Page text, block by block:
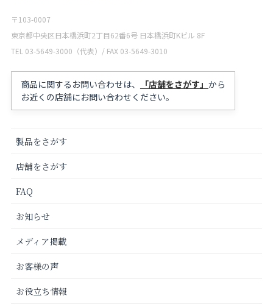
〒103-0007
東京都中央区日本橋浜町2丁目62番6号 日本橋浜町Kビル 8F
TEL 03-5649-3000（代表）/ FAX 03-5649-3010
商品に関するお問い合わせは、 「店舗をさがす」 から
お近くの店舗にお問い合わせください。
製品をさがす
店舗をさがす
FAQ
お知らせ
メディア掲載
お客様の声
お役立ち情報